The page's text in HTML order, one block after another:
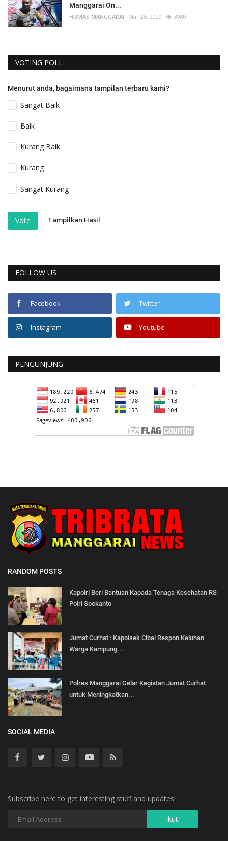
Manggarai On...
HUMAS MANGGARAI Mar 25, 2020 3980
VOTING POLL
Menurut anda, bagaimana tampilan terbaru kami?
Sangat Baik
Baik
Kurang Baik
Kurang
Sangat Kurang
Vote Tampilkan Hasil
FOLLOW US
Facebook Twitter
Instagram Youtube
PENGUNJUNG
RANDOM POSTS
Kapolri Beri Bantuan Kapada Tenaga Kesehatan RS
Polri Soekanto
Jumat Curhat : Kapolsek Cibal Respon Keluhan
Warga Kampung...
Polres Manggarai Gelar Kegiatan Jumat Curhat
untuk Meningkatkan...
SOCIAL MEDIA
Subscribe here to get interesting stuff and updates!